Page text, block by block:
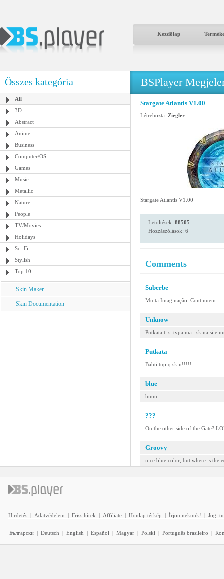
Kezdőlap
Összes kategória
All
3D
Abstract
Anime
Business
Computer/OS
Games
Music
Metallic
Nature
People
TV/Movies
Holidays
Sci-Fi
Stylish
Top 10
Skin Maker
Skin Documentation
BSPlayer
Stargate Atlantis V1.00
Létrehozta: Ziegler
Stargate Atlantis V1.00
Letöltések: 88505
Hozzászólások: 6
Comments
Suberbe
Muita Imaginação. Continuem...
Unknow
Putkata ti si typa ma.. skina si e
Putkata
Bahti tupiq skin!!!!!
blue
hmm
???
On the other side of the Gate?
Groovy
nice blue color, but where is the
Hirdetés | Adatvédelem | Friss hírek | Affiliate | Honlap térkép | Írjon nekünk! | Jogi
Български | Deutsch | English | Español | Magyar | Polski | Português brasileiro |